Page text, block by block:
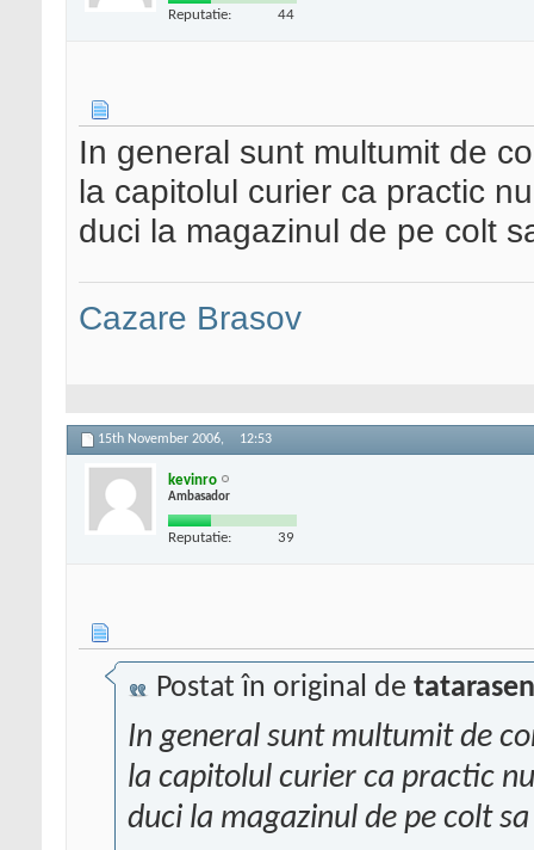
Reputatie: 44
In general sunt multumit de
la capitolul curier ca practic
duci la magazinul de pe colt
Cazare Brasov
15th November 2006, 12:53
kevinro
Ambasador
Reputatie: 39
Postat în original de
In general sunt multumit de
la capitolul curier ca practic
duci la magazinul de pe colt